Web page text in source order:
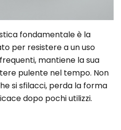
fondamentale è la
per resistere a un uso
mantiene la sua
pulente nel tempo. Non
si sfilacci, perda la forma
dopo pochi utilizzi.